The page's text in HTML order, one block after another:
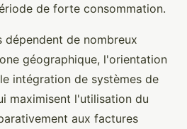
de forte consommation.
dépendent de nombreux
géographique, l'orientation
intégration de systèmes de
maximisent l'utilisation du
aux factures